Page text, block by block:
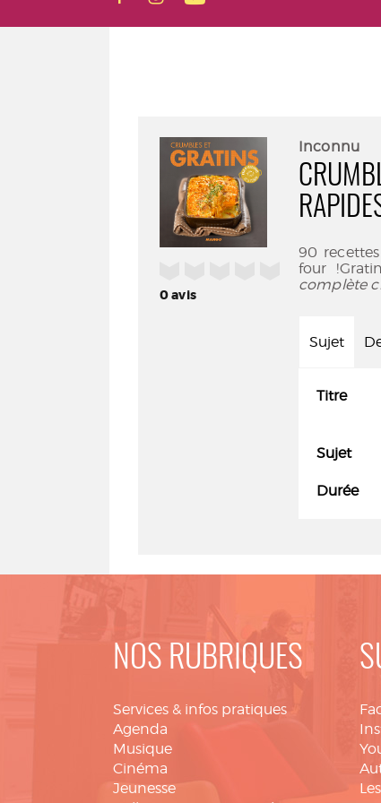
0avis
Inconnu
90
four
complète
Sujet
Titre
Sujet
Durée
NOS RUBRIQUES
Services & infos pratiques
Agenda
Musique
Cinéma
Jeunesse